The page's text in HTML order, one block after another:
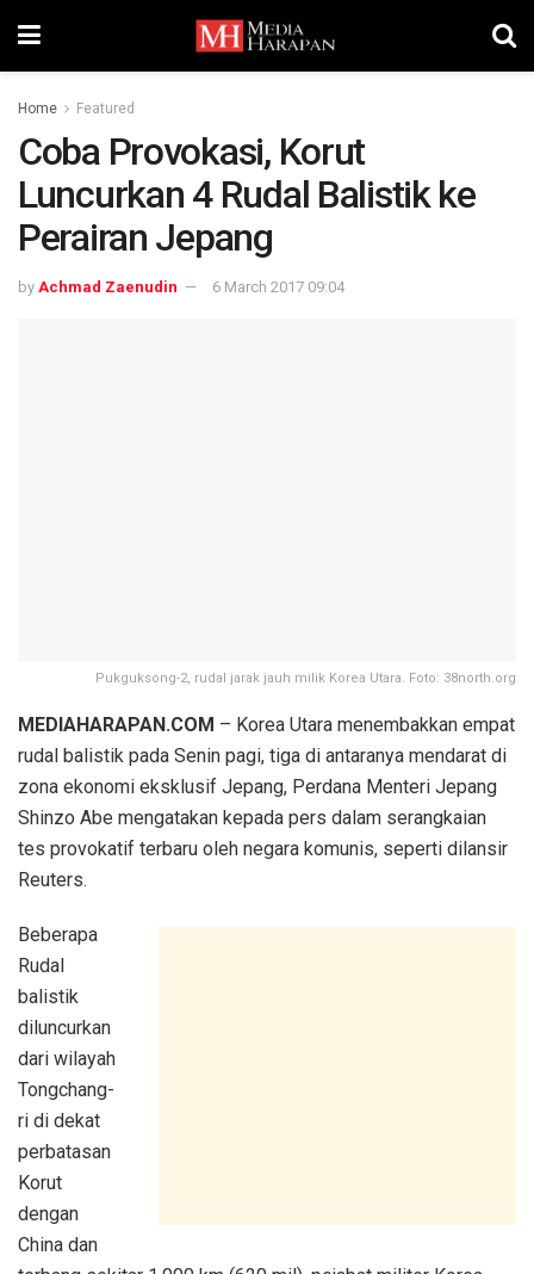
Home Featured
Coba Provokasi, Korut
Luncurkan 4 Rudal Balistik ke
Perairan Jepang
by Achmad Zaenudin 6 March 2017 09:04
Pukguksong-2, rudal jarak jauh milik Korea Utara. Foto: 38north.org
​MEDIAHARAPAN.COM – Korea Utara menembakkan empat
rudal balistik pada Senin pagi, tiga di antaranya mendarat di
zona ekonomi eksklusif Jepang, Perdana Menteri Jepang
Shinzo Abe mengatakan kepada pers dalam serangkaian
tes provokatif terbaru oleh negara komunis, seperti dilansir
Reuters.
Beberapa
Rudal
balistik
diluncurkan
dari wilayah
Tongchang-
ri di dekat
perbatasan
Korut
dengan
China dan